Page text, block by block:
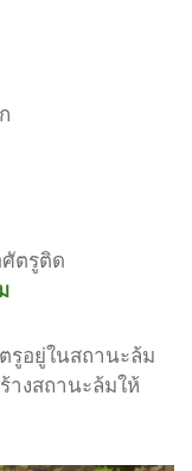
ตรูติด
รูอยู่ในสถานะล้ม
างสถานะล้มให้